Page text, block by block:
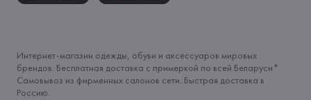
Интернет-магазин одежды, обуви и аксессуаров мировых
брендов. Бесплатная доставка с примеркой по всей Беларуси*.
Самовывоз из фирменных салонов сети. Быстрая доставка в
Россию.